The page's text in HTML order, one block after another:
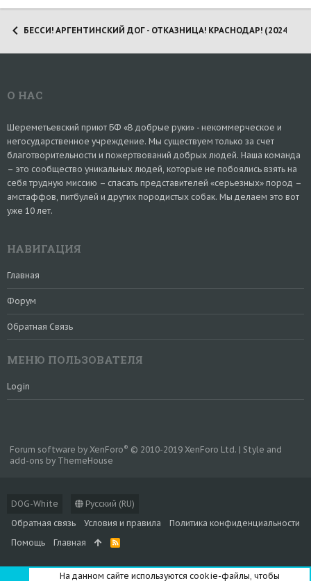
БЕССИ! АРГЕНТИНСКИЙ ДОГ - ОТКАЗНИЦА! КРАСНОДАР! (2024)
О НАС
Шереметьевский приют БФ «В добрые руки» - некоммерческое и
негосударственное учреждение. Мы существуем только за счет
благотворительности и пожертвований добрых людей. Наша команда
– это сообщество уникальных людей, которые не побоялись взять на
себя трудную миссию – спасать представителей «серьезных» пород –
амстаффов, питбулей и других породистых собак. Мы делаем это вот
уже 10 лет.
НАВИГАЦИЯ
Главная
Форум
Обратная Связь
МЕНЮ ПОЛЬЗОВАТЕЛЯ
Login
DOG-White
Русский (RU)
Обратная связь
Условия и правила
Политика конфиденциальности
Помощь
Главная
R
Forum software by XenForo® © 2010-2019 XenForo Ltd. | Style and
add-ons by ThemeHouse
На данном сайте используются cookie-файлы, чтобы